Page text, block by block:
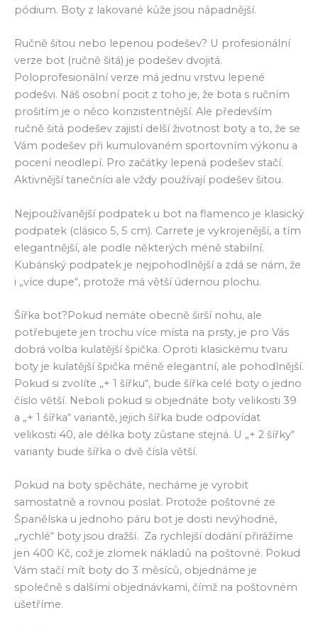
pódium. Boty z lakované kůže jsou nápadnější.
Ručně šitou nebo lepenou podešev? U profesionální
verze bot (ručně šitá) je podešev dvojitá.
Poloprofesionální verze má jednu vrstvu lepené
podešvi. Náš osobní pocit z toho je, že bota s ručním
prošitím je o něco konzistentnější. Ale především
ručně šitá podešev zajistí delší životnost boty a to, že se
Vám podešev při kumulovaném sportovním výkonu a
pocení neodlepí. Pro začátky lepená podešev stačí.
Aktivnější tanečníci ale vždy používají podešev šitou.
Nejpoužívanější podpatek u bot na flamenco je klasický
podpatek (clásico 5, 5 cm). Carrete je vykrojenější, a tím
elegantnější, ale podle některých méně stabilní.
Kubánský podpatek je nejpohodlnější a zdá se nám, že
i „více dupe“, protože má větší údernou plochu.
Šířka bot?Pokud nemáte obecně širší nohu, ale
potřebujete jen trochu více místa na prsty, je pro Vás
dobrá volba kulatější špička. Oproti klasickému tvaru
boty je kulatější špička méně elegantní, ale pohodlnější.
Pokud si zvolíte „+ 1 šířku“, bude šířka celé boty o jedno
číslo větší. Neboli pokud si objednáte boty velikosti 39
a „+ 1 šířka“ variantě, jejich šířka bude odpovídat
velikosti 40, ale délka boty zůstane stejná. U „+ 2 šířky“
varianty bude šířka o dvě čísla větší.
Pokud na boty spěcháte, necháme je vyrobit
samostatně a rovnou poslat. Protože poštovné ze
Španělska u jednoho páru bot je dosti nevýhodné,
„rychlé“ boty jsou dražší. Za rychlejší dodání přirážíme
jen 400 Kč, což je zlomek nákladů na poštovné. Pokud
Vám stačí mít boty do 3 měsíců, objednáme je
společně s dalšími objednávkami, čímž na poštovném
ušetříme.